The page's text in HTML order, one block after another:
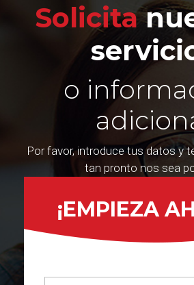
Solicita
o
Por favor, introduce tus datos y
tan pronto nos sea
¡EMPIEZA